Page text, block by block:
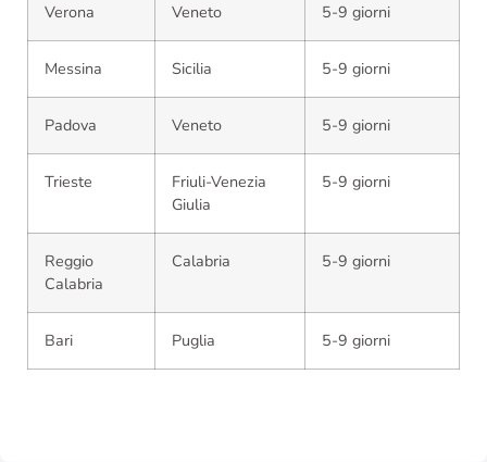
Verona Veneto 5-9 giorni
Messina Sicilia 5-9 giorni
Padova Veneto 5-9 giorni
Trieste
Friuli-Venezia
Giulia
5-9 giorni
Reggio
Calabria
Calabria 5-9 giorni
Bari Puglia 5-9 giorni